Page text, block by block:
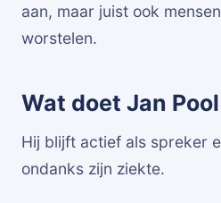
aan, maar juist ook
worstelen.
Wat doet Jan
Hij blijft actief als spreker
ondanks zijn ziekte.